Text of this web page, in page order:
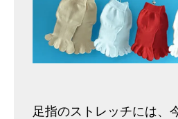
足指のストレッチには、